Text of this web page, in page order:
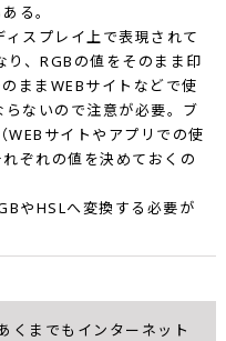
る。
スプレイ上で表現されて
り、RGBの値をそのまま印
ままWEBサイトなどで使
ないので注意が必要。ブ
WEBサイトやアプリでの使
ぞれの値を決めておくの
やHSLへ変換する必要が
くまでもインターネット